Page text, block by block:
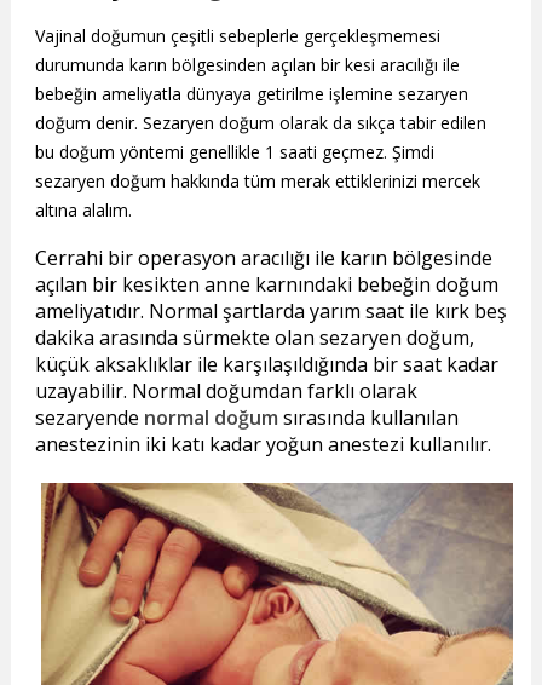
Vajinal doğumun çeşitli sebeplerle gerçekleşmemesi
durumunda karın bölgesinden açılan bir kesi aracılığı ile
bebeğin ameliyatla dünyaya getirilme işlemine sezaryen
doğum denir. Sezaryen doğum olarak da sıkça tabir edilen
bu doğum yöntemi genellikle 1 saati geçmez. Şimdi
sezaryen doğum hakkında tüm merak ettiklerinizi mercek
altına alalım.
Cerrahi bir operasyon aracılığı ile karın bölgesinde
açılan bir kesikten anne karnındaki bebeğin doğum
ameliyatıdır. Normal şartlarda yarım saat ile kırk beş
dakika arasında sürmekte olan sezaryen doğum,
küçük aksaklıklar ile karşılaşıldığında bir saat kadar
uzayabilir. Normal doğumdan farklı olarak
sezaryende normal doğum sırasında kullanılan
anestezinin iki katı kadar yoğun anestezi kullanılır.